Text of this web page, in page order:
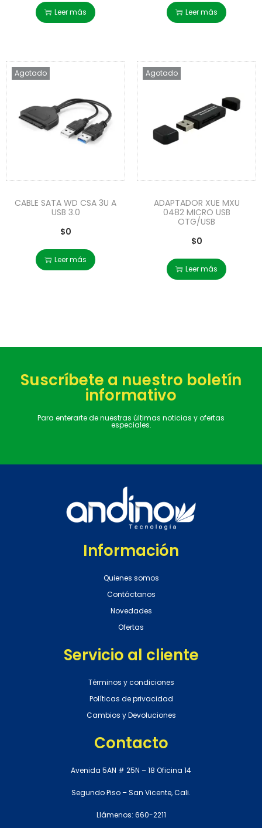
Leer más Leer más
Agotado
CABLE SATA WD CSA 3U A
USB 3.0
$0
Leer más
Agotado
ADAPTADOR XUE MXU
0482 MICRO USB
OTG/USB
$0
Leer más
Suscríbete a nuestro boletín
informativo
Para enterarte de nuestras últimas noticias y ofertas
especiales.
Información
Quienes somos
Contáctanos
Novedades
Ofertas
Servicio al cliente
Términos y condiciones
Políticas de privacidad
Cambios y Devoluciones
Contacto
Avenida 5AN # 25N – 18 Oficina 14
Segundo Piso – San Vicente, Cali.
Llámenos: 660-2211